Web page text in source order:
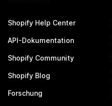
Shopify Help Center
API-Dokumentation
Shopify Community
Shopify Blog
Forschung